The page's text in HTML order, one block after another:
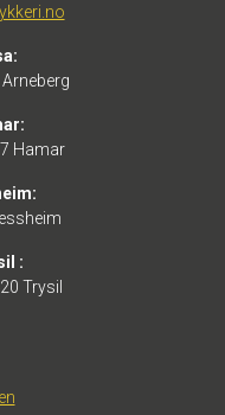
Hamar
:
Trysil